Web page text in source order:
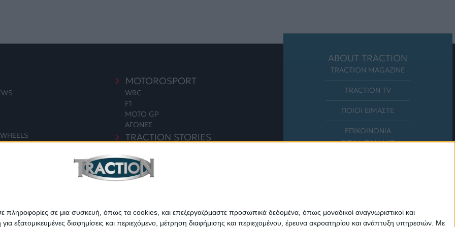
πληροφορίες σε μια συσκευή, όπως τα cookies, και επεξεργαζόμαστε προσωπικά δεδομένα, όπως μοναδικοί αναγνωριστικοί και
διαφημίσεις και περιεχόμενο, μέτρηση διαφήμισης και περιεχομένου, έρευνα ακροατηρίου και ανάπτυξη υπηρεσιών. Με
MOTOROSPORT
WRC
F1
MOTO GP
ΑΓΩΝΕΣ
TRACTION STORIES
BLOG
LONG READS
ΣΥΝΕΝΤΕΥΞΕΙΣ
ABOUT TRACTION
TRACTION MAGAZINE
TRACTION TV
ΠΟΙΟΙ ΕΙΜΑΣΤΕ
ΕΠΙΚΟΙΝΩΝΙΑ
FOLLOW US